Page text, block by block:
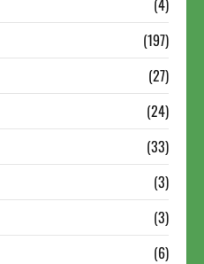
(4)
(197)
(27)
(24)
(33)
(3)
(3)
(6)